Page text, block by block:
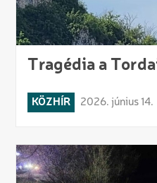
Tragédia a
KÖZHÍR 2026. június 14.